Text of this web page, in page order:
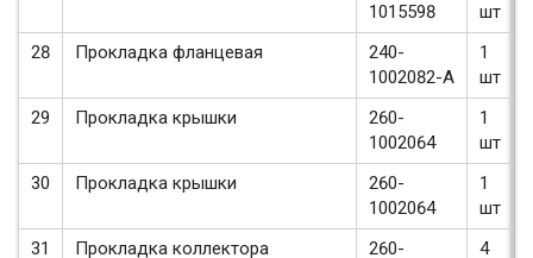
1015598
шт
28
Прокладка фланцевая
240-
1002082-А
1
шт
29
Прокладка крышки
260-
1002064
1
шт
30
Прокладка крышки
260-
1002064
1
шт
31
Прокладка коллектора
260-
4